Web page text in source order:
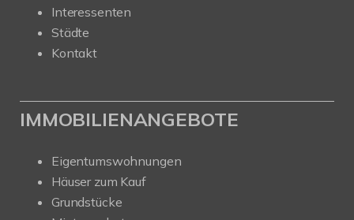
Interessenten
Städte
Kontakt
IMMOBILIENANGEBOTE
Eigentumswohnungen
Häuser zum Kauf
Grundstücke